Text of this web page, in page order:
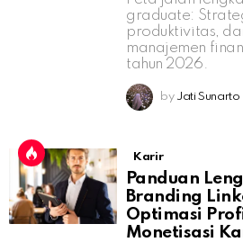
graduate:
produktivitas,
manajemen
tahun 2026.
by Jati Sunarto
Karir
Panduan
Branding
Optimasi
Monetisasi